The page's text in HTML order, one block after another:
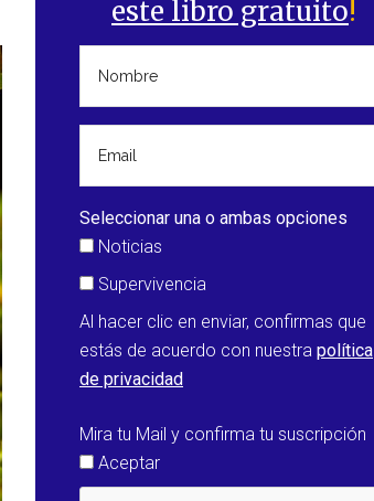
este libro gratuito!
Seleccionar una o ambas opciones
Noticias
Supervivencia
Al hacer clic en enviar, confirmas que
estás de acuerdo con nuestra política
de privacidad
Mira tu Mail y confirma tu suscripción
Aceptar